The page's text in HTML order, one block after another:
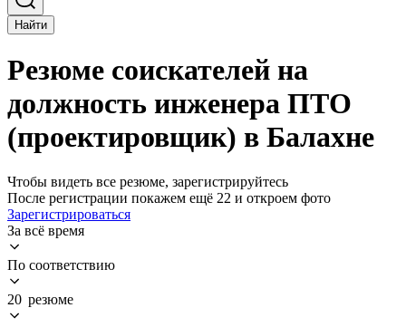
Найти
Резюме соискателей на
должность инженера ПТО
(проектировщик) в Балахне
Чтобы видеть все резюме, зарегистрируйтесь
После регистрации покажем ещё 22 и откроем фото
Зарегистрироваться
За всё время
По соответствию
20 резюме